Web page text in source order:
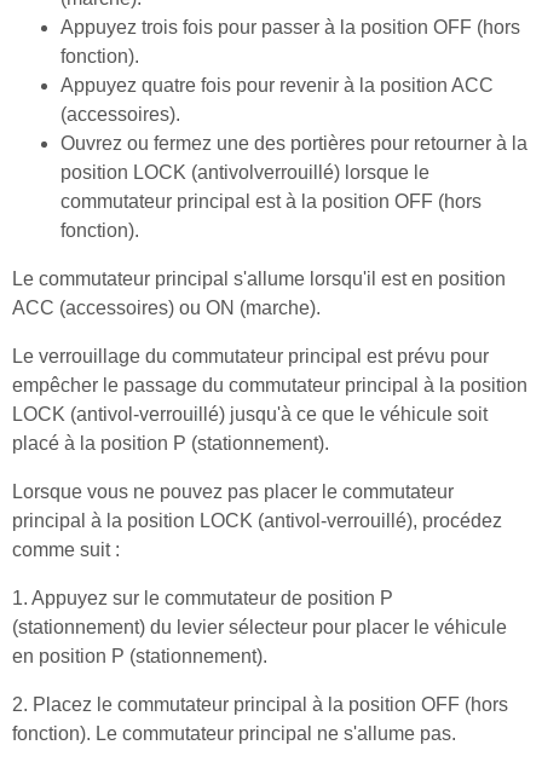
Appuyez trois fois pour passer à la position OFF (hors
fonction).
Appuyez quatre fois pour revenir à la position ACC
(accessoires).
Ouvrez ou fermez une des portières pour retourner à la
position LOCK (antivolverrouillé) lorsque le
commutateur principal est à la position OFF (hors
fonction).
Le commutateur principal s'allume lorsqu'il est en position
ACC (accessoires) ou ON (marche).
Le verrouillage du commutateur principal est prévu pour
empêcher le passage du commutateur principal à la position
LOCK (antivol-verrouillé) jusqu'à ce que le véhicule soit
placé à la position P (stationnement).
Lorsque vous ne pouvez pas placer le commutateur
principal à la position LOCK (antivol-verrouillé), procédez
comme suit :
1. Appuyez sur le commutateur de position P
(stationnement) du levier sélecteur pour placer le véhicule
en position P (stationnement).
2. Placez le commutateur principal à la position OFF (hors
fonction). Le commutateur principal ne s'allume pas.